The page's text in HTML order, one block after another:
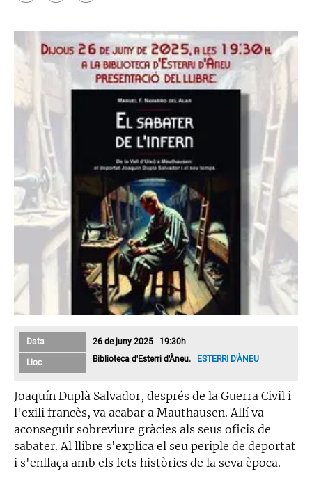
Data 26 de juny 2025 19:30h
Lloc Biblioteca d'Esterri d'Àneu. ESTERRI D'ÀNEU
Joaquín Duplà Salvador, després de la Guerra Civil i
l'exili francès, va acabar a Mauthausen. Allí va
aconseguir sobreviure gràcies als seus oficis de
sabater. Al llibre s'explica el seu periple de deportat
i s'enllaça amb els fets històrics de la seva època.